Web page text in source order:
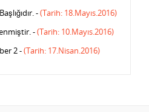
-(Tarih: 18.Mayıs.2016)
-(Tarih: 10.Mayıs.2016)
2 -(Tarih: 17.Nisan.2016)